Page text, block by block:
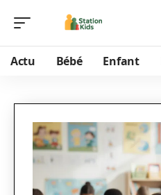
Actu Bébé Enfant